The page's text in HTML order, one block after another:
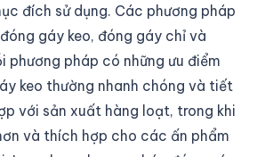
đích sử dụng. Các phương pháp
gáy keo, đóng gáy chỉ và
phương pháp có những ưu điểm
keo thường nhanh chóng và tiết
với sản xuất hàng loạt, trong khi
và thích hợp cho các ấn phẩm